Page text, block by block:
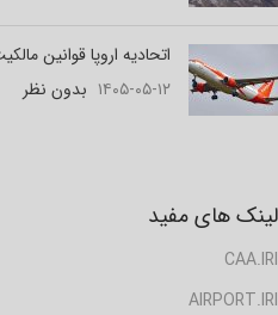
اتحادیه اروپا قوانین
۱۴۰۵-۰۵-۱۲ بدون نظر
لینک های مفید
CAA.IRI
AIRPORT.IRI